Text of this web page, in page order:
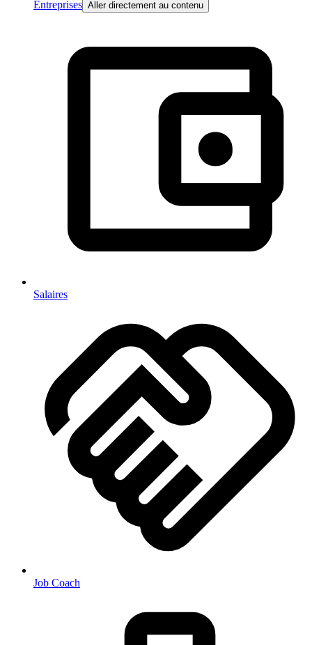
Entreprises Aller directement au contenu
Salaires
Job Coach